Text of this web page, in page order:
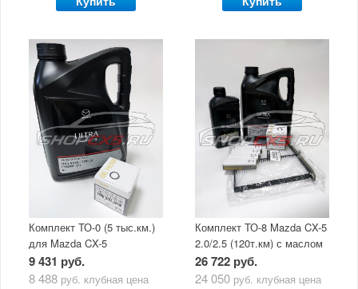
Комплект ТО-0 (5 тыс.км.)
для Mazda CX-5
(двигатель 2.0/2.5) с
маслом Mazda Original Oil
9 431 руб.
8 488 руб. клубная цена
Комплект ТО-8 Mazda CX-5
2.0/2.5 (120т.км) с маслом
Mazda Original Oil Ultra
5W30
26 722 руб.
24 050 руб. клубная цена